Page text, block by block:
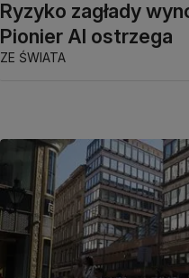
Ryzyko zagłady
Pionier AI ostrzega
ZE ŚWIATA